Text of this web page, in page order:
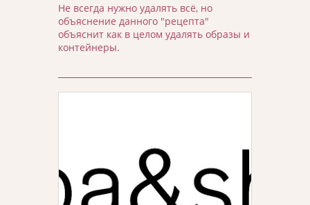
Не всегда нужно удалять всё, но
объяснение данного "рецепта"
объяснит как в целом удалять образы и
контейнеры.